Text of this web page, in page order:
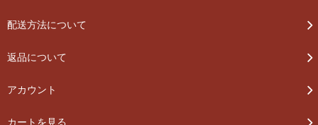
配送方法について
返品について
アカウント
カートを見る